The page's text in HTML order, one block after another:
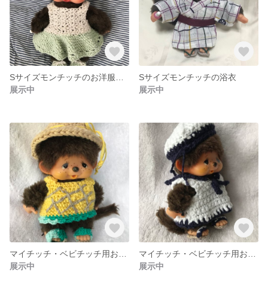
展示中
Sサイズモンチッチの浴衣
展示中
展示中
展示中